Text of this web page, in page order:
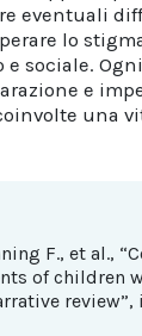
eventuali
lo
sociale.
e
una
F., et al.,
of children
review”,